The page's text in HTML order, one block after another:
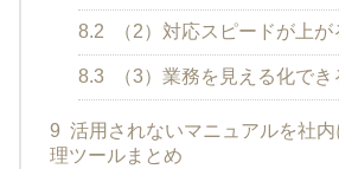
8.2 （2）対応スピードが上が
8.3 （3）業務を見える化でき
9 活用されないマニュアルを社
理ツールまとめ